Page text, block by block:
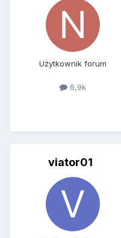
Użytkownik forum
6,9k
viator01